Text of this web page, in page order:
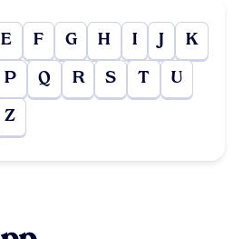
E F G H I J K
P Q R S T U
Z